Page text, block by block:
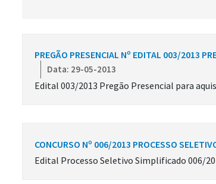
PREGÃO PRESENCIAL Nº EDITAL 003/2013
Data: 29-05-2013
Edital 003/2013 Pregão Presencial para
CONCURSO Nº 006/2013 PROCESSO
Edital Processo Seletivo Simplificado 006/